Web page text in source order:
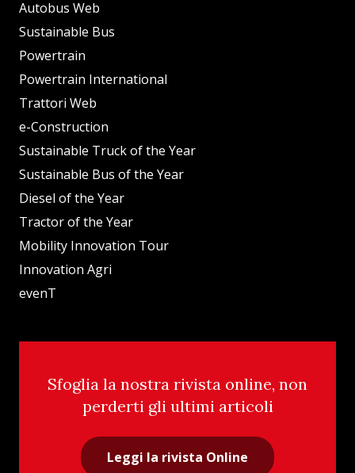
Autobus Web
Sustainable Bus
Powertrain
Powertrain International
Trattori Web
e-Construction
Sustainable Truck of the Year
Sustainable Bus of the Year
Diesel of the Year
Tractor of the Year
Mobility Innovation Tour
Innovation Agri
evenT
Sfoglia la nostra rivista online, non
perderti gli ultimi articoli
Leggi la rivista Online